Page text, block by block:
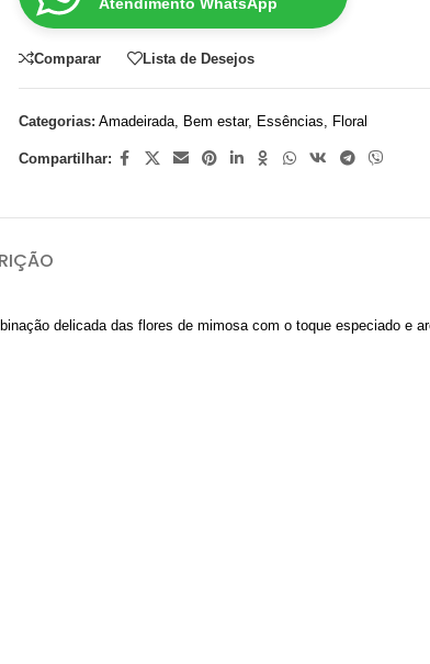
Comparar Lista de Desejos
Categorias: Amadeirada, Bem estar, Essências, Floral
Compartilhar:
delicada das flores de mimosa com o toque especiado e